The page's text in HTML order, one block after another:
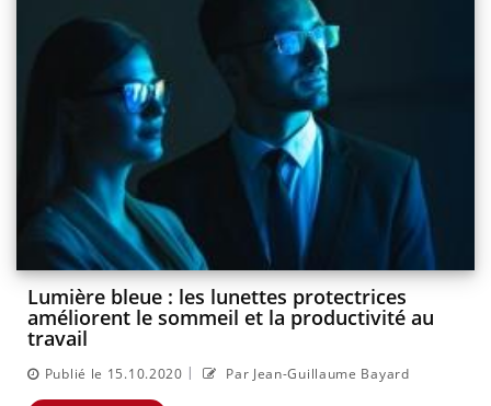
Lumière bleue : les lunettes protectrices
améliorent le sommeil et la productivité au
travail
Publié le 15.10.2020 | Par Jean-Guillaume Bayard